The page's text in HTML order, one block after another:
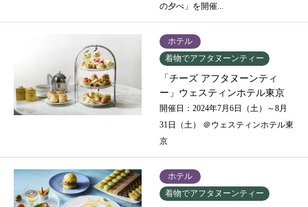
の夕べ」を開催...
ホテル
着物でアフタヌーンティー
「チーズ アフタヌーンティ
ー」ウェスティンホテル東京
開催日：2024年7月6日（土）～8月
31日（土） ＠ウェスティンホテル東
京
ホテル
着物でアフタヌーンティー